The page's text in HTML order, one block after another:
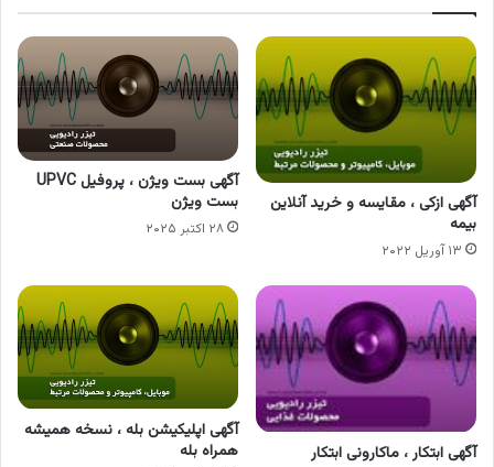
آگهی ازکی ، مقایسه و خرید آنلاین
بیمه
۱۳ آوریل ۲۰۲۲
آگهی بست ویژن ، پروفیل UPVC
بست ویژن
۲۸ اکتبر ۲۰۲۵
آگهی ابتکار ، ماکارونی ابتکار
آگهی اپلیکیشن بله ، نسخه همیشه
همراه بله